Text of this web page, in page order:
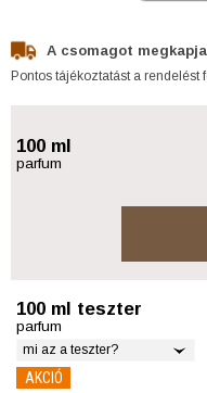
A csomagot
Pontos tájékoztatást a rendelést
100 ml
parfum
100 ml teszter
parfum
mi az a teszter?
AKCIÓ